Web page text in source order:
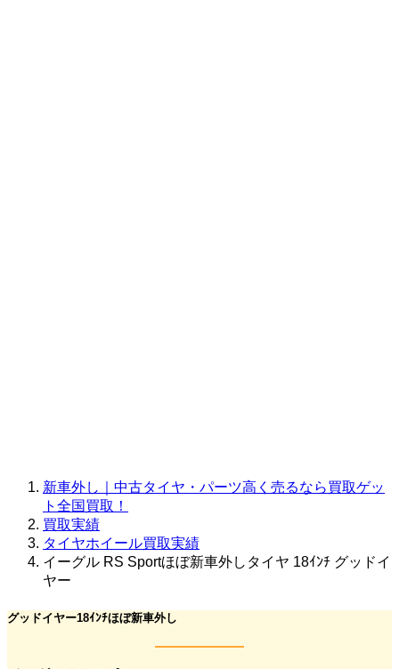
新車外し｜中古タイヤ・パーツ高く売るなら買取ゲッ
ト全国買取！
買取実績
タイヤホイール買取実績
イーグル RS Sportほぼ新車外しタイヤ 18ｲﾝﾁ グッドイ
ヤー
グッドイヤー18ｲﾝﾁほぼ新車外し